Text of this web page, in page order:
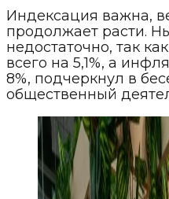
Индексация важна,
продолжает расти.
недостаточно, так
всего на 5,1%, а
8%, подчеркнул в
общественный